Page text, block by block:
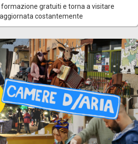
formazione gratuiti e torna a visitare
costantemente